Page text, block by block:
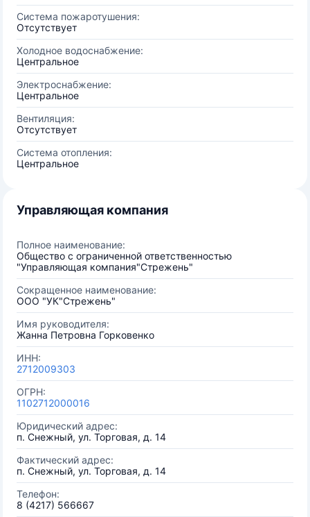
Система пожаротушения:
Отсутствует
Холодное водоснабжение:
Центральное
Электроснабжение:
Центральное
Вентиляция:
Отсутствует
Система отопления:
Центральное
Управляющая компания
Полное наименование:
Общество с ограниченной ответственностью
"Управляющая компания"Стрежень"
Сокращенное наименование:
ООО "УК"Стрежень"
Имя руководителя:
Жанна Петровна Горковенко
ИНН:
2712009303
ОГРН:
1102712000016
Юридический адрес:
п. Снежный, ул. Торговая, д. 14
Фактический адрес:
п. Снежный, ул. Торговая, д. 14
Телефон:
8 (4217) 566667